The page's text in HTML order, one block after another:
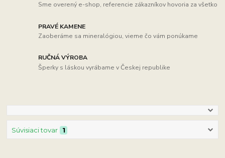
Sme overený e-shop, referencie zákazníkov hovoria za všetko
PRAVÉ KAMENE
Zaoberáme sa mineralógiou, vieme čo vám ponúkame
RUČNÁ VÝROBA
Šperky s láskou vyrábame v Českej republike
Súvisiaci tovar 1